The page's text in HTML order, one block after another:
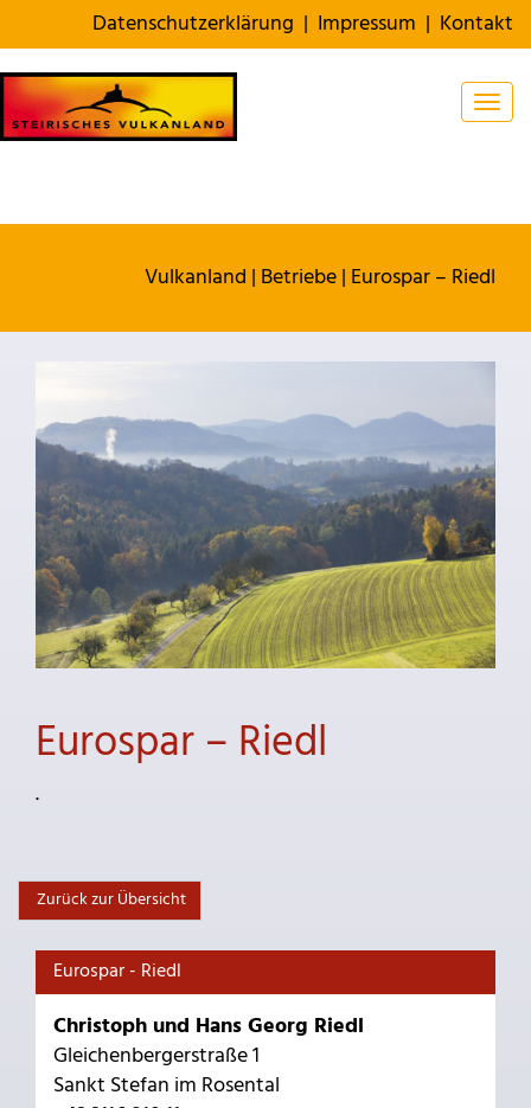
Datenschutzerklärung | Impressum | Kontakt
Vulkanland | Betriebe| Eurospar – Riedl
Eurospar – Riedl
.
Zurück zur Übersicht
Eurospar - Riedl
Christoph und Hans Georg Riedl
Gleichenbergerstraße 1
Sankt Stefan im Rosental